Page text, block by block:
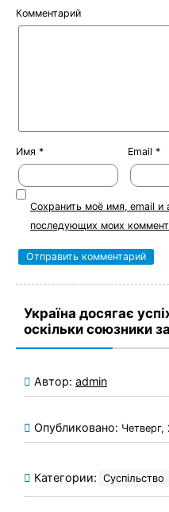
Комментарий
Имя * Email *
Сохранить моё имя, email и
последующих моих
Україна досягає
оскільки союзники
Автор: admin
Опубликовано:
Категории: Суспільство